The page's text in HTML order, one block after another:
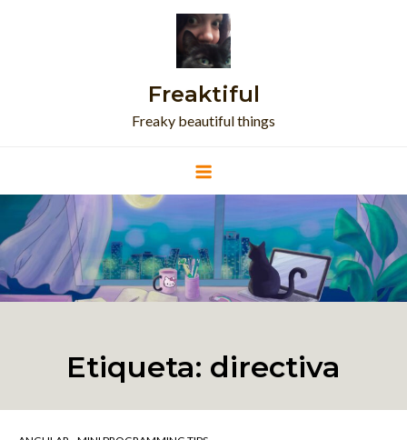
Freaktiful
Freaky beautiful things
Etiqueta: directiva